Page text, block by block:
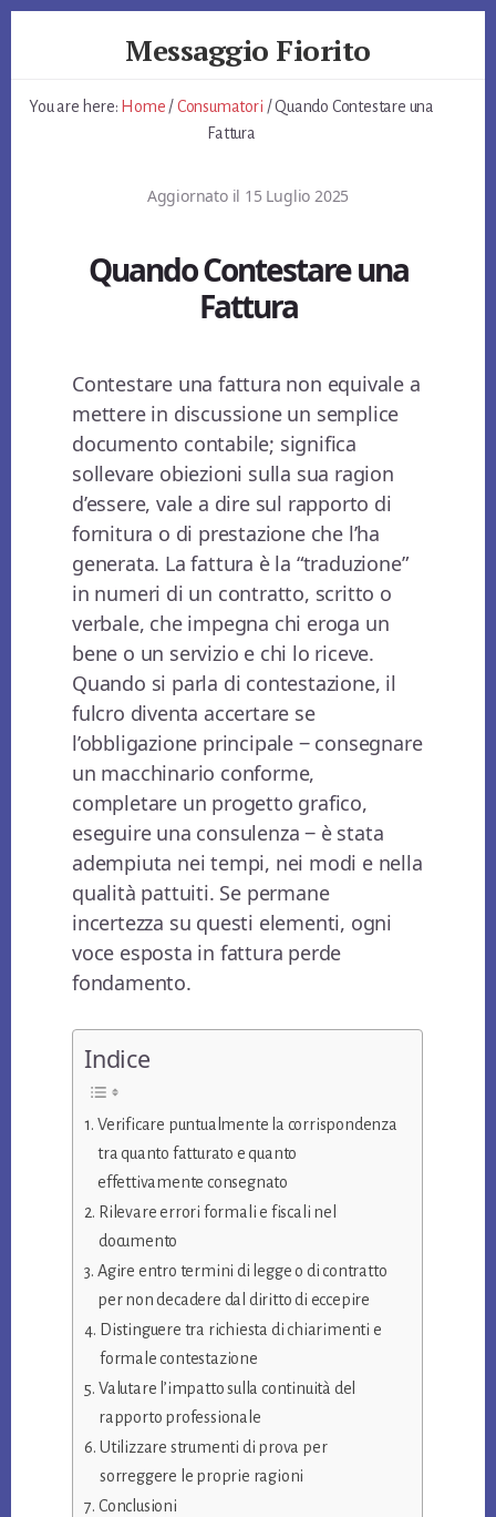
Messaggio Fiorito
eYou are here: Home /Consumatori /Quando Contestare una
Fattura
Aggiornato il 15 Luglio 2025
Quando Contestare una
Fattura
Contestare una fattura non equivale a
mettere in discussione un semplice
documento contabile; significa
sollevare obiezioni sulla sua ragion
d’essere, vale a dire sul rapporto di
fornitura o di prestazione che l’ha
generata. La fattura è la “traduzione”
in numeri di un contratto, scritto o
verbale, che impegna chi eroga un
bene o un servizio e chi lo riceve.
Quando si parla di contestazione, il
fulcro diventa accertare se
l’obbligazione principale ‒ consegnare
un macchinario conforme,
completare un progetto grafico,
eseguire una consulenza ‒ è stata
adempiuta nei tempi, nei modi e nella
qualità pattuiti. Se permane
incertezza su questi elementi, ogni
voce esposta in fattura perde
fondamento.
Indice
Verificare puntualmente la corrispondenza
tra quanto fatturato e quanto
effettivamente consegnato
Rilevare errori formali e fiscali nel
documento
Agire entro termini di legge o di contratto
per non decadere dal diritto di eccepire
Distinguere tra richiesta di chiarimenti e
formale contestazione
Valutare l’impatto sulla continuità del
rapporto professionale
Utilizzare strumenti di prova per
sorreggere le proprie ragioni
Conclusioni